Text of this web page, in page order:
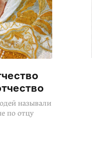
называли
по отцу